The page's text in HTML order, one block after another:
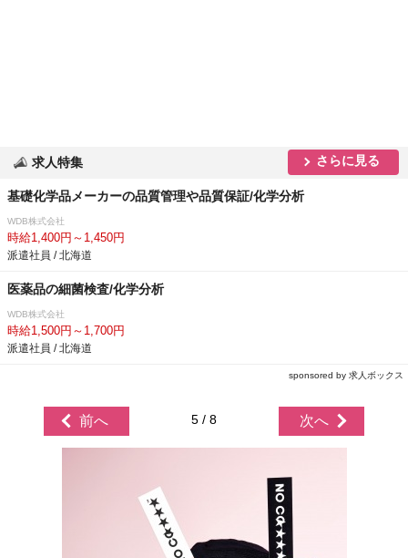
求人特集 さらに見る
基礎化学品メーカーの品質管理や品質保証/化学分析
WDB株式会社
時給1,400円～1,450円
派遣社員 / 北海道
医薬品の細菌検査/化学分析
WDB株式会社
時給1,500円～1,700円
派遣社員 / 北海道
sponsored by 求人ボックス
前へ 5 / 8 次へ